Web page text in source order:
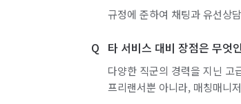
규정에 준하여 채팅과 유선상
타 서비스 대비 장점은 무엇
다양한 직군의 경력을 지닌 고
프리랜서뿐 아니라, 매칭매니